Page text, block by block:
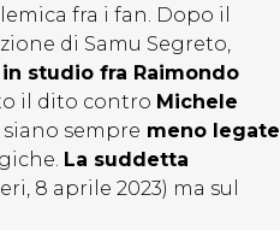
fra i fan. Dopo il
di Samu Segreto,
studio fra Raimondo
il dito contro Michele
sempre meno legate
La suddetta
8 aprile 2023) ma sul